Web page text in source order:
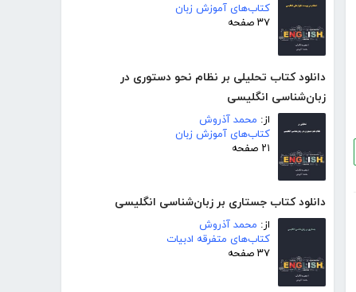
کتاب‌های آموزش زبان
۳۷ صفحه
دانلود کتاب تحلیلی بر نظام نحو دستوری در
زبان‌شناسی انگلیسی
از: محمد آذروش
کتاب‌های آموزش زبان
۲۱ صفحه
دانلود کتاب جستاری بر زبان‌شناسی انگلیسی
از: محمد آذروش
کتاب‌های متفرقه ادبیات
۳۷ صفحه